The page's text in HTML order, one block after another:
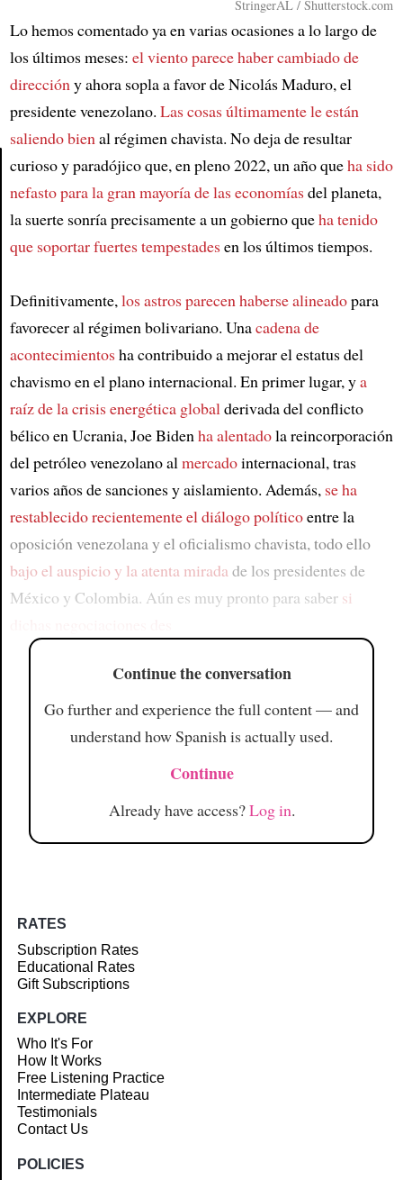
Article
StringerAL / Shutterstock.com
Lo hemos comentado ya en varias ocasiones a lo largo de
los últimos meses: el viento parece haber cambiado de
direccióny ahora sopla a favor de Nicolás Maduro, el
presidente venezolano. Las cosas últimamente le están
saliendo bienal régimen chavista. No deja de resultar
curioso y paradójico que, en pleno 2022, un año queha sido
nefasto para la gran mayoría de las economíasdel planeta,
la suerte sonría precisamente a un gobierno queha tenido
que soportar fuertes tempestadesen los últimos tiempos.
Definitivamente,los astros parecen haberse alineadopara
favorecer al régimen bolivariano. Unacadena de
acontecimientosha contribuido a mejorar el estatus del
chavismo en el plano internacional. En primer lugar, ya
raíz de la crisis energética globalderivada del conflicto
bélico en Ucrania, Joe Bidenha alentadola reincorporación
del petróleo venezolano almercadointernacional, tras
varios años de sanciones y aislamiento. Además, se ha
restablecido recientemente el diálogo políticoentre la
oposición venezolana y el oficialismo chavista, todo ello
bajo el auspicio y la atenta miradade los presidentes de
México y Colombia. Aún es muy pronto para saber si
Continue the conversation
Go further and experience the full content — and
understand how Spanish is actually used.
Continue
Already have access?Log in.
RATES
Subscription Rates
Educational Rates
Gift Subscriptions
EXPLORE
Who It's For
How It Works
Free Listening Practice
Intermediate Plateau
Testimonials
Contact Us
POLICIES